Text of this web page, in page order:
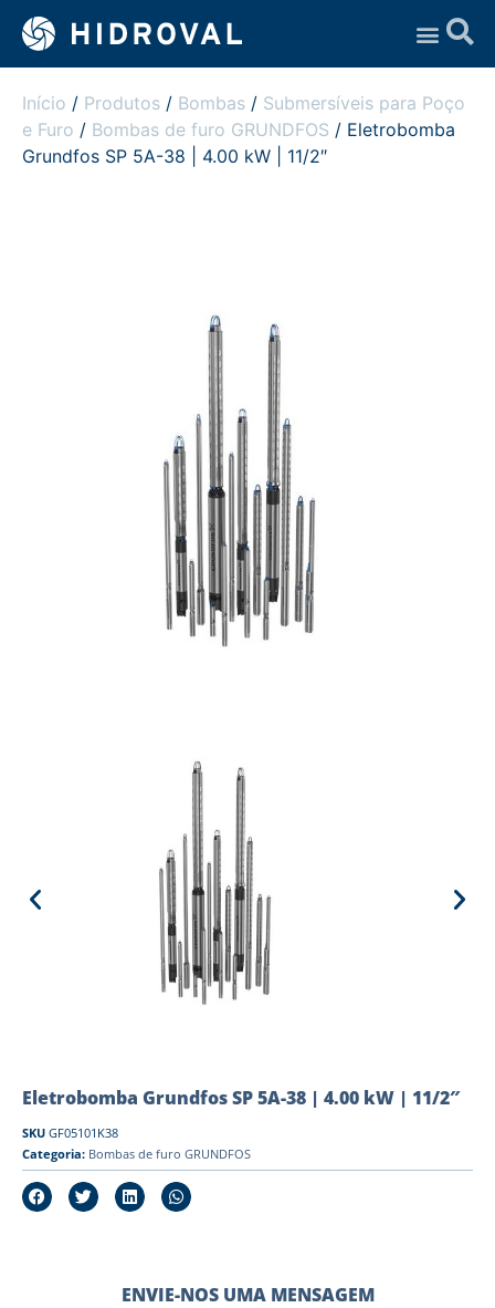
Início / Produtos / Bombas / Submersíveis para Poço
e Furo / Bombas de furo GRUNDFOS / Eletrobomba
Grundfos SP 5A-38 | 4.00 kW | 11/2″
Eletrobomba Grundfos SP 5A-38 | 4.00 kW | 11/2″
SKU GF05101K38
Categoria: Bombas de furo GRUNDFOS
ENVIE-NOS UMA MENSAGEM